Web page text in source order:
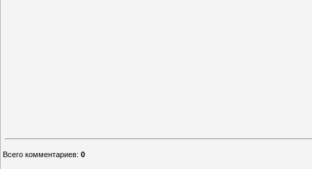
Всего комментариев: 0